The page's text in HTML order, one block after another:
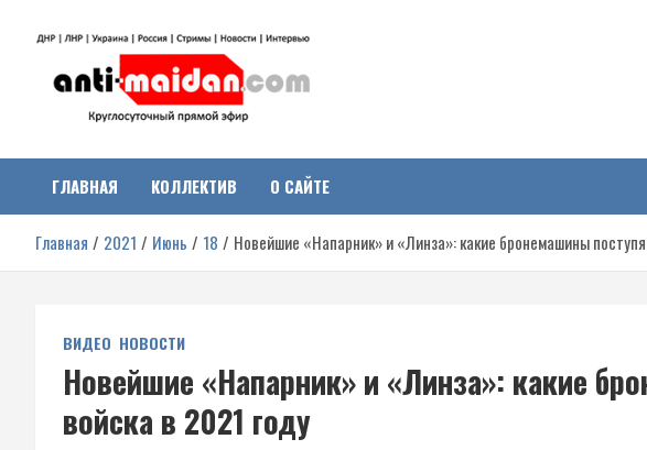
Антимайдан:
Гражданская война на
Украине
о гражданской войне на Украине, включая события в Новороссии,
ДНР, ЛНР и других регионах.
ГЛАВНАЯ КОЛЛЕКТИВ О САЙТЕ
Главная 2021 Июнь 18 Новейшие «Напарник» и «Линза»: какие бронемашины
ВИДЕО НОВОСТИ
Новейшие «Напарник» и «Линза»: какие
войска в 2021 году